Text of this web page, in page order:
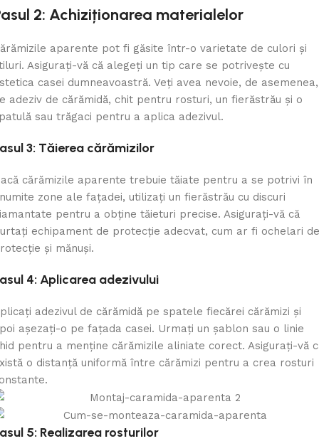
2: Achiziționarea materialelor
aparente pot fi găsite într-o varietate de culori și
Asigurați-vă că alegeți un tip care se potrivește cu
casei dumneavoastră. Veți avea nevoie, de asemenea,
adeziv de cărămidă, chit pentru rosturi, un fierăstrău și o
sau trăgaci pentru a aplica adezivul.
3: Tăierea cărămizilor
cărămizile aparente trebuie tăiate pentru a se potrivi în
zone ale fațadei, utilizați un fierăstrău cu discuri
pentru a obține tăieturi precise. Asigurați-vă că
echipament de protecție adecvat, cum ar fi ochelari de
și mănuși.
4: Aplicarea adezivului
adezivul de cărămidă pe spatele fiecărei cărămizi și
așezați-o pe fațada casei. Urmați un șablon sau o linie
pentru a menține cărămizile aliniate corect. Asigurați-vă
o distanță uniformă între cărămizi pentru a crea rosturi
5: Realizarea rosturilor